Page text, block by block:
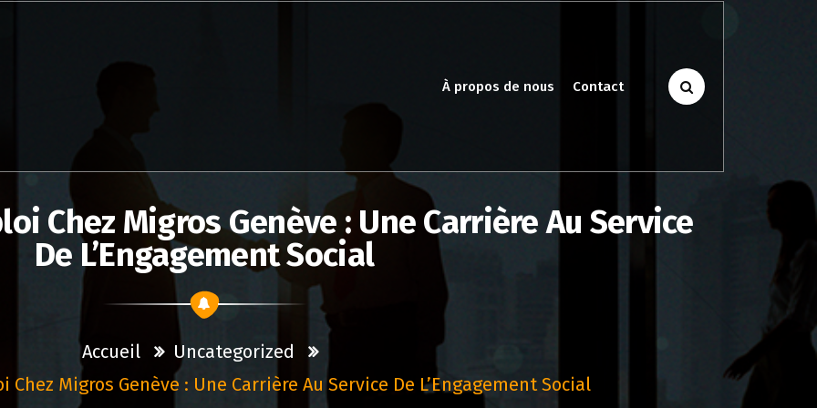
À propos de nous Contact
Chez Migros Genève : Une Carrière Au Service
De L’Engagement Social
Accueil
Uncategorized
Migros Genève : Une Carrière Au Service De L’Engagement Social